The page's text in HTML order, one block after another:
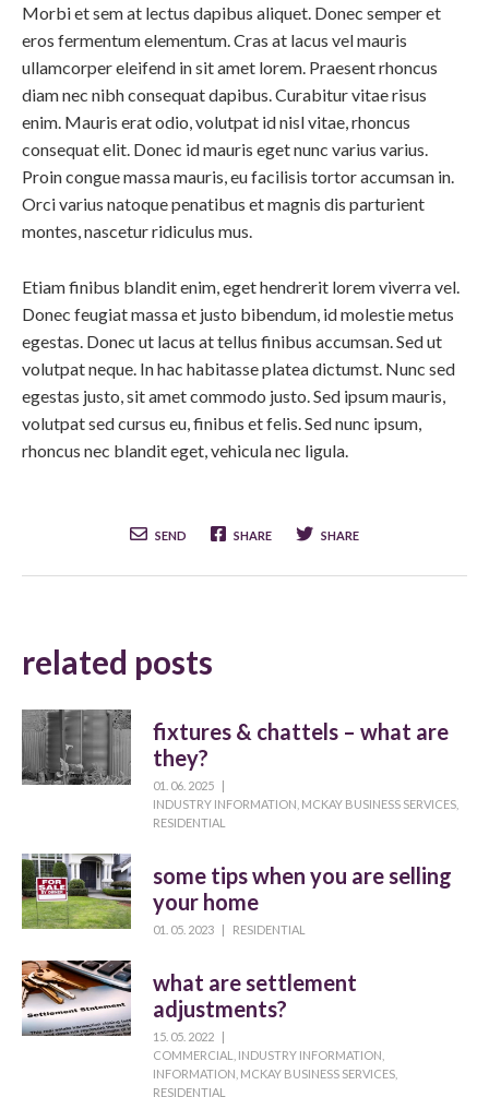
Morbi et sem at lectus dapibus aliquet. Donec semper et
eros fermentum elementum. Cras at lacus vel mauris
ullamcorper eleifend in sit amet lorem. Praesent rhoncus
diam nec nibh consequat dapibus. Curabitur vitae risus
enim. Mauris erat odio, volutpat id nisl vitae, rhoncus
consequat elit. Donec id mauris eget nunc varius varius.
Proin congue massa mauris, eu facilisis tortor accumsan in.
Orci varius natoque penatibus et magnis dis parturient
montes, nascetur ridiculus mus.
Etiam finibus blandit enim, eget hendrerit lorem viverra vel.
Donec feugiat massa et justo bibendum, id molestie metus
egestas. Donec ut lacus at tellus finibus accumsan. Sed ut
volutpat neque. In hac habitasse platea dictumst. Nunc sed
egestas justo, sit amet commodo justo. Sed ipsum mauris,
volutpat sed cursus eu, finibus et felis. Sed nunc ipsum,
rhoncus nec blandit eget, vehicula nec ligula.
SEND SHARE SHARE
related posts
fixtures & chattels – what are
they?
01. 06. 2025
|
INDUSTRY INFORMATION MCKAY BUSINESS SERVICES
RESIDENTIAL
some tips when you are selling
your home
01. 05. 2023 | RESIDENTIAL
what are settlement
adjustments?
15. 05. 2022
|
COMMERCIAL
INDUSTRY INFORMATION
INFORMATION MCKAY BUSINESS SERVICES
RESIDENTIAL